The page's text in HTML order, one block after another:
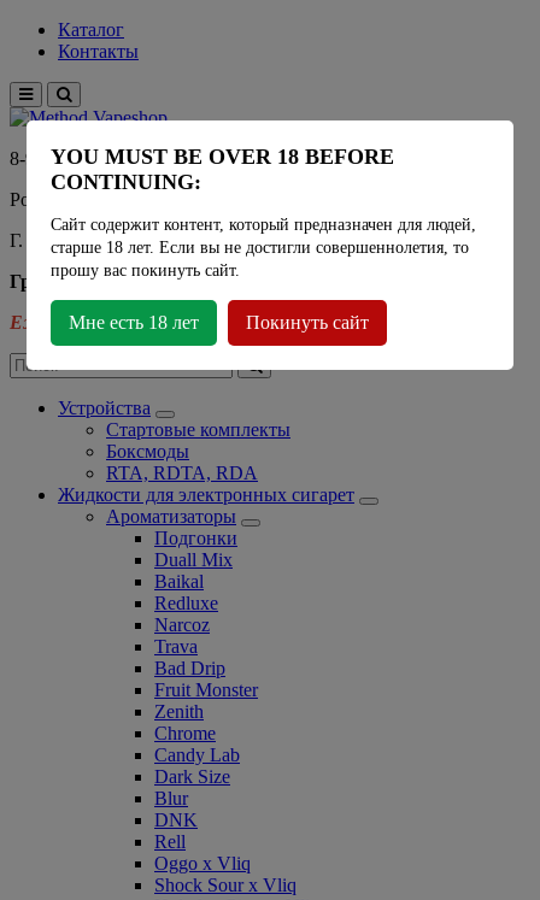
Каталог
Контакты
8-915-450-21-92
Розничный магазин Method Vapeshop
Г. Москва, улица Южнобутовская 36
График работы
Ежедневно - 11:00 - 21:00
Устройства
Стартовые комплекты
Боксмоды
RTA, RDTA, RDA
Жидкости для электронных сигарет
Ароматизаторы
Подгонки
Duall Mix
Baikal
Redluxe
Narcoz
Trava
Bad Drip
Fruit Monster
Zenith
Chrome
Candy Lab
Dark Size
Blur
DNK
Rell
Oggo x Vliq
Shock Sour x Vliq
YOU MUST BE OVER 18 BEFORE
CONTINUING:
Сайт содержит контент, который предназначен для людей,
старше 18 лет. Если вы не достигли совершеннолетия, то
прошу вас покинуть сайт.
Мне есть 18 лет Покинуть сайт